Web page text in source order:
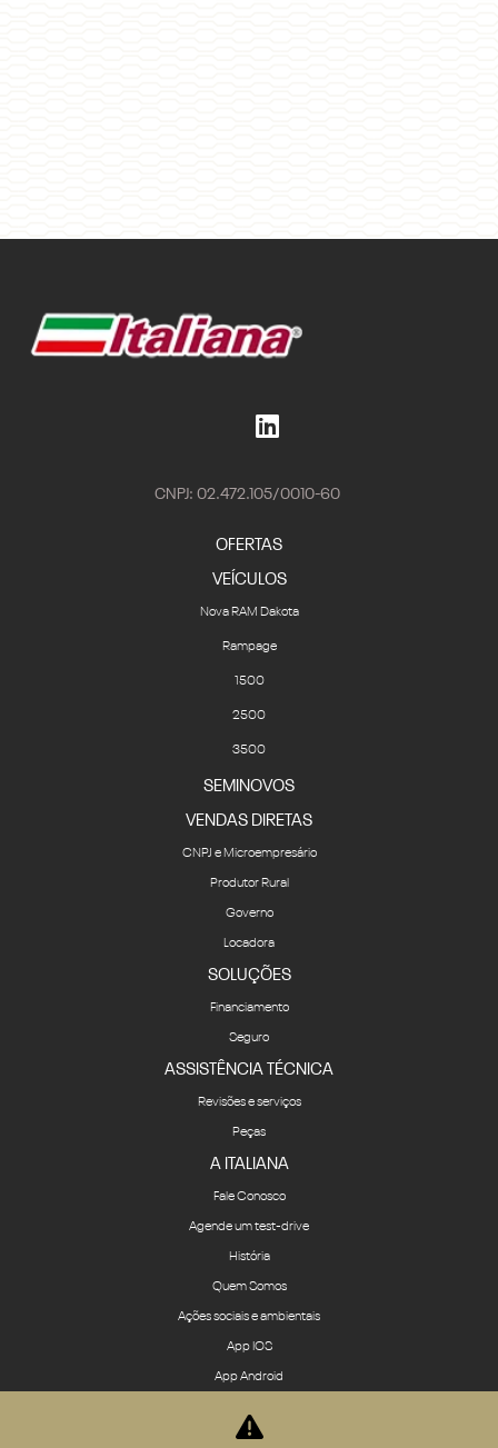
OFERTAS
VEÍCULOS
Nova RAM Dakota
Rampage
1500
2500
3500
SEMINOVOS
VENDAS DIRETAS
CNPJ e Microempresário
Produtor Rural
Governo
Locadora
SOLUÇÕES
Financiamento
Seguro
ASSISTÊNCIA TÉCNICA
Revisões e serviços
Peças
A ITALIANA
Fale Conosco
Agende um test-drive
História
Quem Somos
Ações sociais e ambientais
App IOS
Política de privacidade